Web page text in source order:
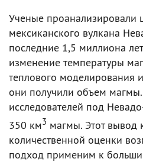
Ученые проанализировали
мексиканского вулкана
последние 1,5 миллиона
изменение температуры
теплового моделирования
они получили объем
исследователей под
350 км3 магмы. Этот вывод
количественной оценки
подход применим к